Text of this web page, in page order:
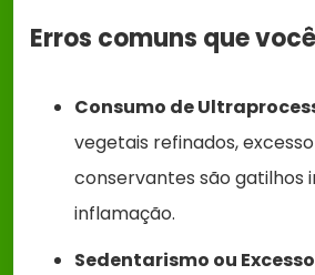
Erros comuns que
Consumo de
vegetais refinados,
conservantes são gatilhos
inflamação.
Sedentarismo ou